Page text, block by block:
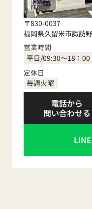
〒830-0037
福岡県久留米市諏訪
営業時間
平日/09:30～18：
定休日
毎週火曜
電話から
問い合わせる